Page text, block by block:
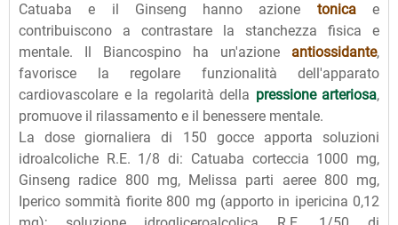
Catuaba e il Ginseng hanno azione tonicae
contribuiscono a contrastare la stanchezza fisica e
mentale. Il Biancospino ha un'azione antiossidante,
favorisce la regolare funzionalità dell'apparato
cardiovascolare e la regolarità della pressione arteriosa,
promuove il rilassamento e il benessere mentale.
La dose giornaliera di 150 gocce apporta soluzioni
idroalcoliche R.E. 1/8 di: Catuaba corteccia 1000 mg,
Ginseng radice 800 mg, Melissa parti aeree 800 mg,
Iperico sommità fiorite 800 mg (apporto in ipericina 0,12